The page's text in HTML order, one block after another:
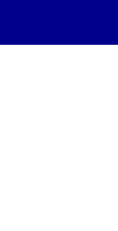
Zur Hauptnavigation